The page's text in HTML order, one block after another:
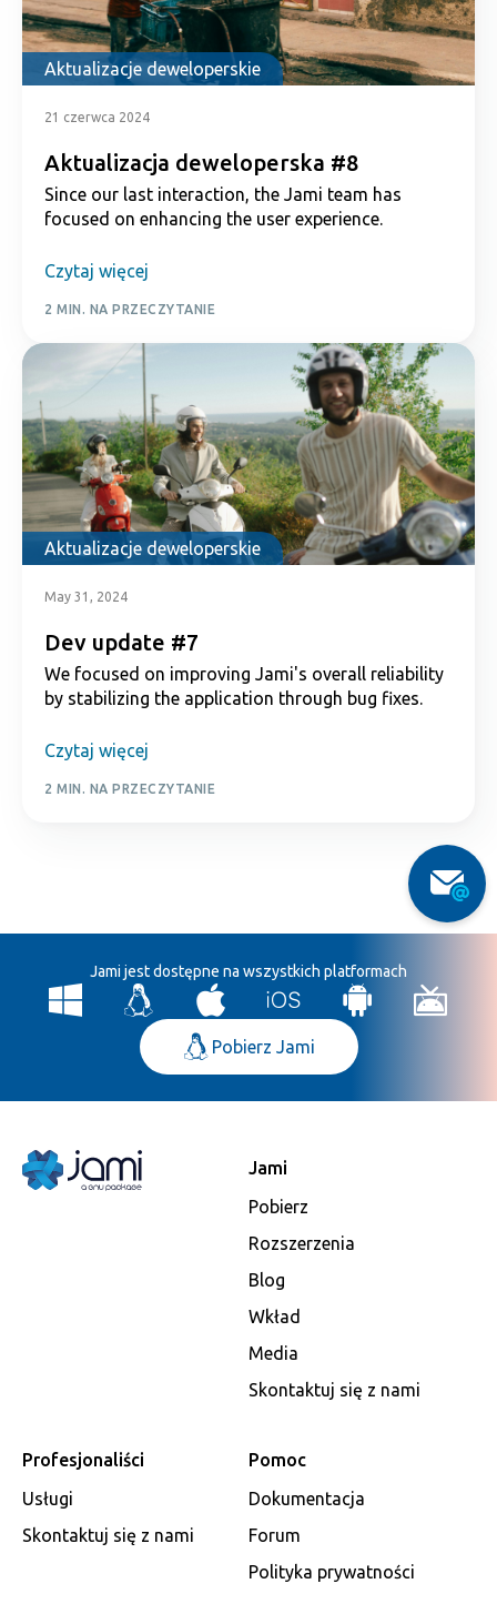
Aktualizacje deweloperskie
21 czerwca 2024
Aktualizacja deweloperska #8
Since our last interaction, the Jami team has
focused on enhancing the user experience.
Czytaj więcej
2 MIN. NA PRZECZYTANIE
Aktualizacje deweloperskie
May 31, 2024
Dev update #7
We focused on improving Jami's overall reliability
by stabilizing the application through bug fixes.
Czytaj więcej
2 MIN. NA PRZECZYTANIE
Jami jest dostępne na wszystkich platformach
Pobierz Jami
Jami
Pobierz
Rozszerzenia
Blog
Wkład
Media
Skontaktuj się z nami
Profesjonaliści
Usługi
Skontaktuj się z nami
Pomoc
Dokumentacja
Forum
Polityka prywatności